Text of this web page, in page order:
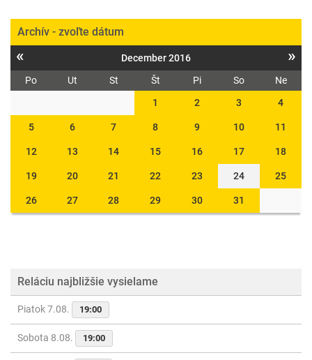
Archív - zvoľte dátum
« December 2016 »
Po Ut St Št Pi So
Ne
1
2 3 4
5 6 7 8 9 10 11
12 13 14 15 16 17 18
19 20 21 22 23 24 25
26 27 28 29 30 31
Reláciu najbližšie vysielame
Piatok 7.08. 19:00
Sobota 8.08. 19:00